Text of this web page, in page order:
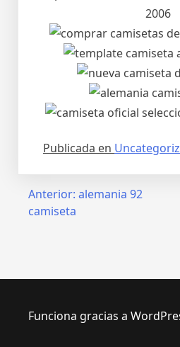
Publicada en
Navegación
Anterior: alemania 92
camiseta
Funciona gracias a